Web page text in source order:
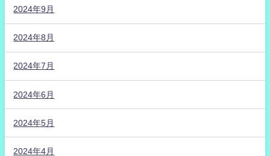
2024年9月
2024年8月
2024年7月
2024年6月
2024年5月
2024年4月